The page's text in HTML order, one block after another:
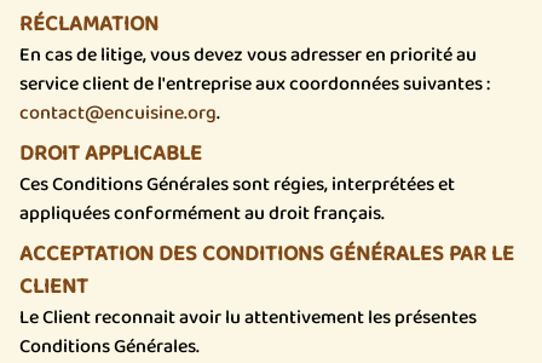
RÉCLAMATION
En cas de litige, vous devez vous adresser en priorité au
service client de l'entreprise aux coordonnées suivantes :
contact@encuisine.org.
DROIT APPLICABLE
Ces Conditions Générales sont régies, interprétées et
appliquées conformément au droit français.
ACCEPTATION DES CONDITIONS GÉNÉRALES PAR LE
CLIENT
Le Client reconnait avoir lu attentivement les présentes
Conditions Générales.